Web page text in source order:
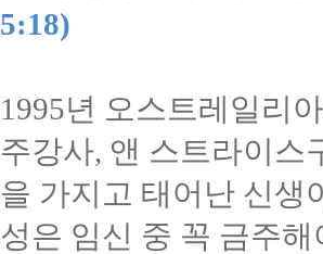
5:18)
1995년 오스트레일리
주강사, 앤 스트라이스
을 가지고 태어난 신생
성은 임신 중 꼭 금주